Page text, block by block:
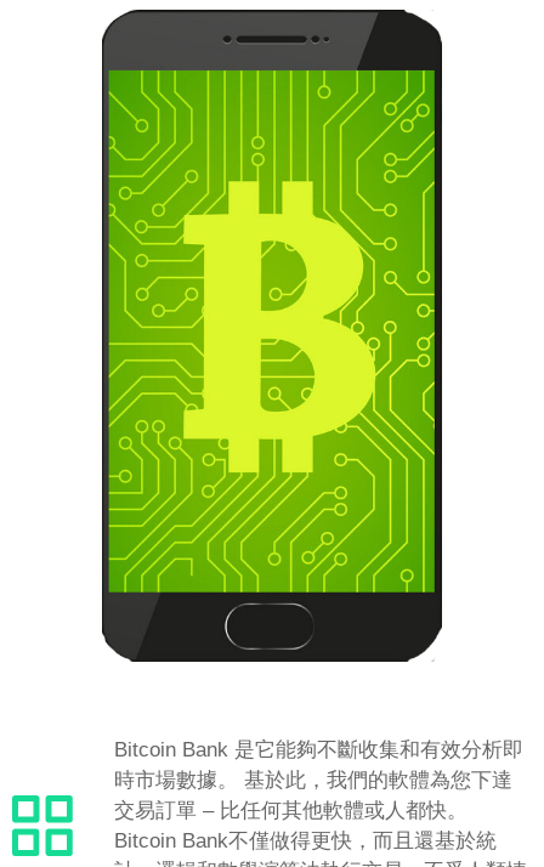
Bitcoin Bank 是它能夠不斷收集和有效分析即
時市場數據。 基於此，我們的軟體為您下達
交易訂單 – 比任何其他軟體或人都快。
Bitcoin Bank不僅做得更快，而且還基於統